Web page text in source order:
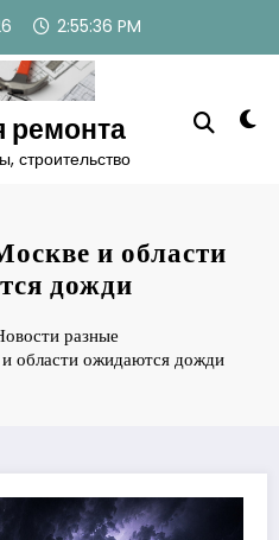
2:55:37 PM
ремонта
строительство
и области
дожди
разные
области ожидаются дожди